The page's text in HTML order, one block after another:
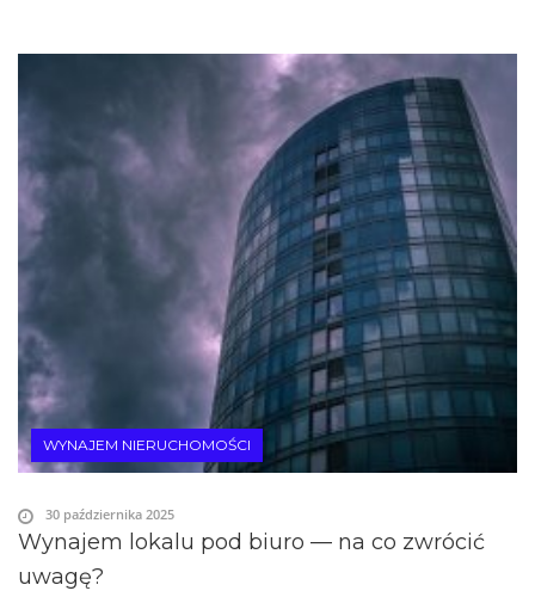
WYNAJEM NIERUCHOMOŚCI
Wynajem lokalu pod biuro — na co zwrócić
uwagę?
30 października 2025